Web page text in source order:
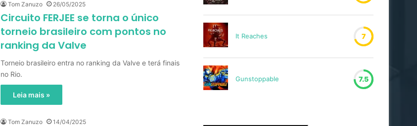
Tom Zanuzo 26/05/2025
Circuito FERJEE se torna o único
torneio brasileiro com pontos no
ranking da Valve
Torneio brasileiro entra no ranking da Valve e terá finais
no Rio.
Leia mais »
Tom Zanuzo 14/04/2025
It Reaches 7
Gunstoppable 7.5